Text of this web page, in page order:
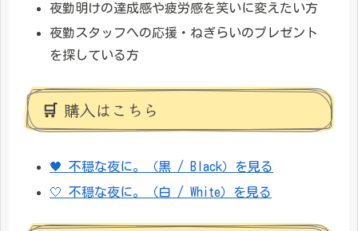
夜勤明けの達成感や疲労感を笑いに変えたい方
夜勤スタッフへの応援・ねぎらいのプレゼント
を探している方
🛒 購入はこちら
🖤 不穏な夜に。（黒 / Black）を見る
🤍 不穏な夜に。（白 / White）を見る